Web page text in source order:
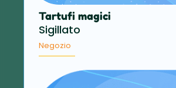
Tartufi magici
Sigillato
Negozio